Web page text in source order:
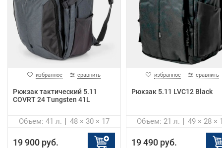
избранное сравнить
Рюкзак тактический 5.11
COVRT 24 Tungsten 41L
48 × 30 × 17
Объем: 41 л.
19 900 руб.
избранное сравнить
Рюкзак 5.11 LVC12 Black
49 × 28 ×
Объем: 21 л.
19 490 руб.